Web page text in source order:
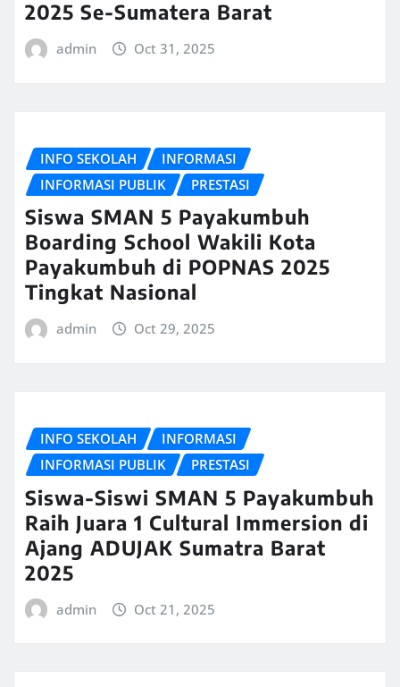
2025 Se-Sumatera Barat
admin Oct 31, 2025
INFO SEKOLAH
INFORMASI
INFORMASI PUBLIK
PRESTASI
Siswa SMAN 5 Payakumbuh
Boarding School Wakili Kota
Payakumbuh di POPNAS 2025
Tingkat Nasional
admin Oct 29, 2025
INFO SEKOLAH
INFORMASI
INFORMASI PUBLIK
PRESTASI
Siswa-Siswi SMAN 5 Payakumbuh
Raih Juara 1 Cultural Immersion di
Ajang ADUJAK Sumatra Barat
2025
admin Oct 21, 2025